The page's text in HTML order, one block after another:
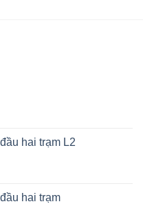
hai trạm L2
hai trạm